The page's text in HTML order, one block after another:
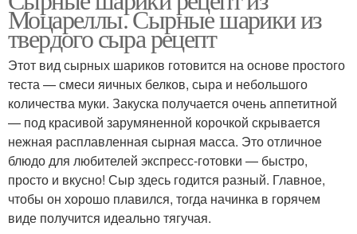
Моцареллы. Сырные шарики из
твердого сыра рецепт
Этот вид сырных шариков готовится на основе простого
теста — смеси яичных белков, сыра и небольшого
количества муки. Закуска получается очень аппетитной
— под красивой зарумяненной корочкой скрывается
нежная расплавленная сырная масса. Это отличное
блюдо для любителей экспресс-готовки — быстро,
просто и вкусно! Сыр здесь годится разный. Главное,
чтобы он хорошо плавился, тогда начинка в горячем
виде получится идеально тягучая.